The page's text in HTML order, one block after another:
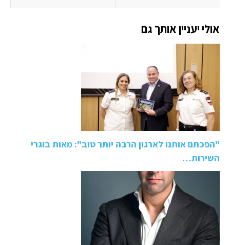
אולי יעניין אותך גם
"הפכתם אותנו לארגון הרבה יותר טוב": מאות בוגרי
השירות…